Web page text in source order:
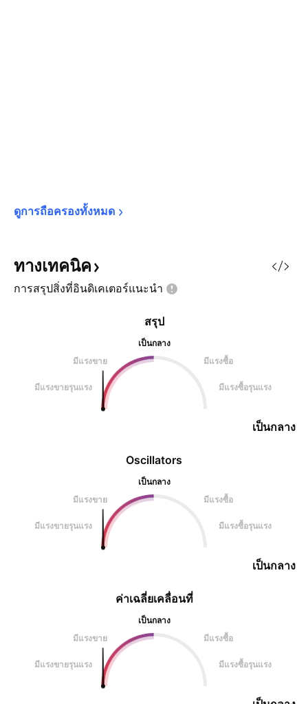
ดูการถือครองทั้งหมด
ทางเทคนิค
การสรุปสิ่งที่อินดิเคเตอร์แนะนำ
Oscillators
เป็นกลาง
มีแรงขาย
มีแรงซื้อ
มีแรงขายรุนแรง มีแรงซื้อรุนแรง
เป็นกลาง
สรุป
เป็นกลาง
มีแรงขาย
มีแรงซื้อ
มีแรงขายรุนแรง มีแรงซื้อรุนแรง
เป็นกลาง
ค่าเฉลี่ยเคลื่อนที่
เป็นกลาง
มีแรงขาย
มีแรงซื้อ
มีแรงขายรุนแรง มีแรงซื้อรุนแรง